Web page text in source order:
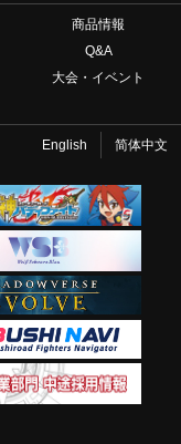
商品情報
Q&A
大会・イベント
English 简体中文